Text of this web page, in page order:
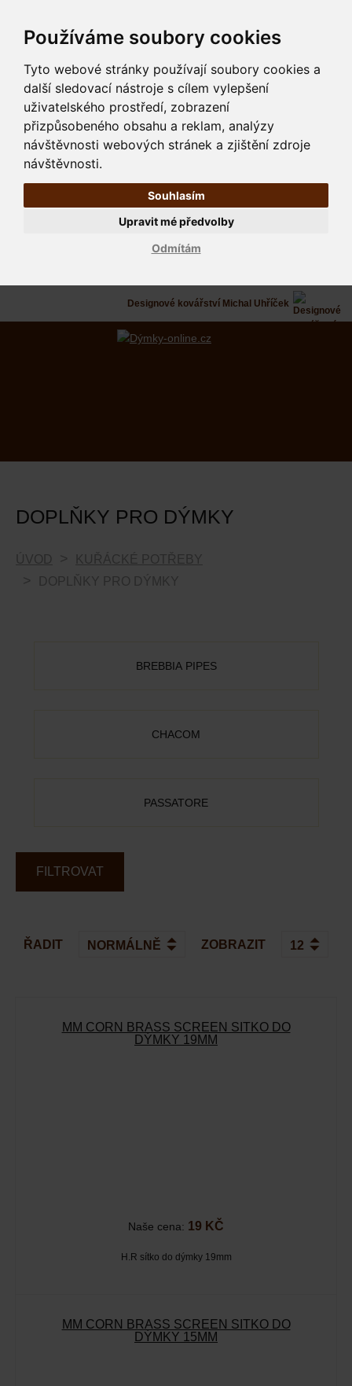
Používáme soubory cookies
Tyto webové stránky používají soubory cookies a
další sledovací nástroje s cílem vylepšení
uživatelského prostředí, zobrazení
přizpůsobeného obsahu a reklam, analýzy
návštěvnosti webových stránek a zjištění zdroje
návštěvnosti.
Souhlasím
Odmítám
Upravit mé předvolby
Designové kovářství Michal Uhříček
DOPLŇKY PRO DÝMKY
ÚVOD
KUŘÁCKÉ POTŘEBY
DOPLŇKY PRO DÝMKY
BREBBIA PIPES
CHACOM
PASSATORE
FILTROVAT
ŘADIT ZOBRAZIT
MM CORN BRASS SCREEN SÍTKO DO
DÝMKY 19MM
Naše cena: 19 KČ
H.R sítko do dýmky 19mm
MM CORN BRASS SCREEN SÍTKO DO
DÝMKY 15MM